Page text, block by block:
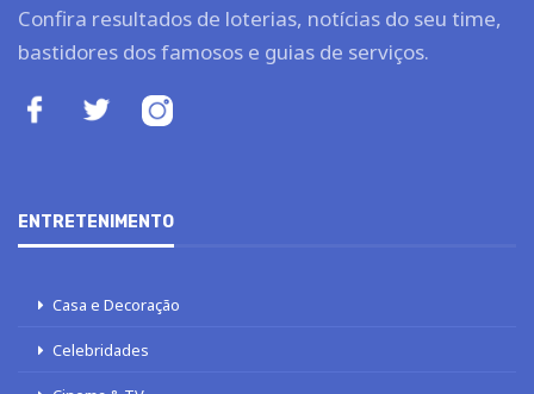
Confira resultados de loterias, notícias do seu time,
bastidores dos famosos e guias de serviços.
ENTRETENIMENTO
Casa e Decoração
Celebridades